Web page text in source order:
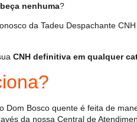
nenhuma?
da Tadeu Despachante
CNH definitiva em qualquer
Dom Bosco quente é feita de
da nossa Central de